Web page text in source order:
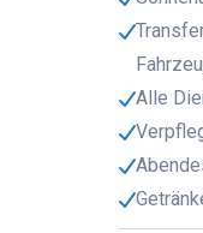
Alle